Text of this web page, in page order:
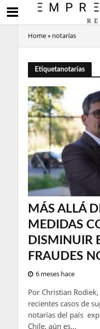
Home» notarías
Etiquetanotarías
MÁS ALLÁ
MEDIDAS
DISMINUIR
FRAUDES
6 meses hace
Por Christian
recientes casos de
notarías del país
Chile, aún es...